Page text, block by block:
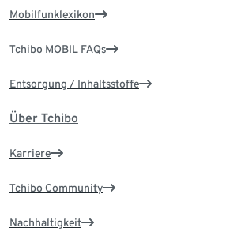
Mobilfunklexikon
Tchibo MOBIL FAQs
Entsorgung / Inhaltsstoffe
Über Tchibo
Karriere
Tchibo Community
Nachhaltigkeit